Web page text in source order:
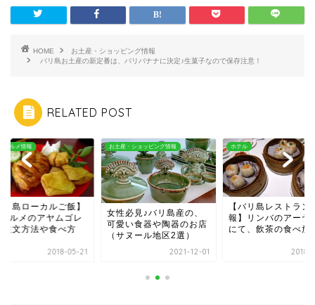
HOME
お土産・ショッピング情報
バリ島お土産の新定番は、バリバナナに決定♪生菓子なので保存注意！
RELATED POST
・ショッピング情報
必見♪バリ島産の、
い食器や陶器のお店
ヌール地区2選）
2021-12-01
ホテル
【バリ島レストラン情
報】リンバのアーヤット
にて、飲茶の食べ放題♪
2018-01-02
食事・グルメ情報
【バリ島ローカルご
B級グルメのアヤム
ン！注文方法や食べ
2018-